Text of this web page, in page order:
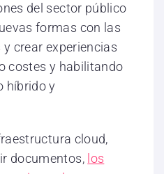
del sector público
formas con las
crear experiencias
costes y habilitando
híbrido y
cloud,
documentos, los